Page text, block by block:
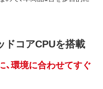
ドコアCPUを搭載
環境に合わせてすぐ